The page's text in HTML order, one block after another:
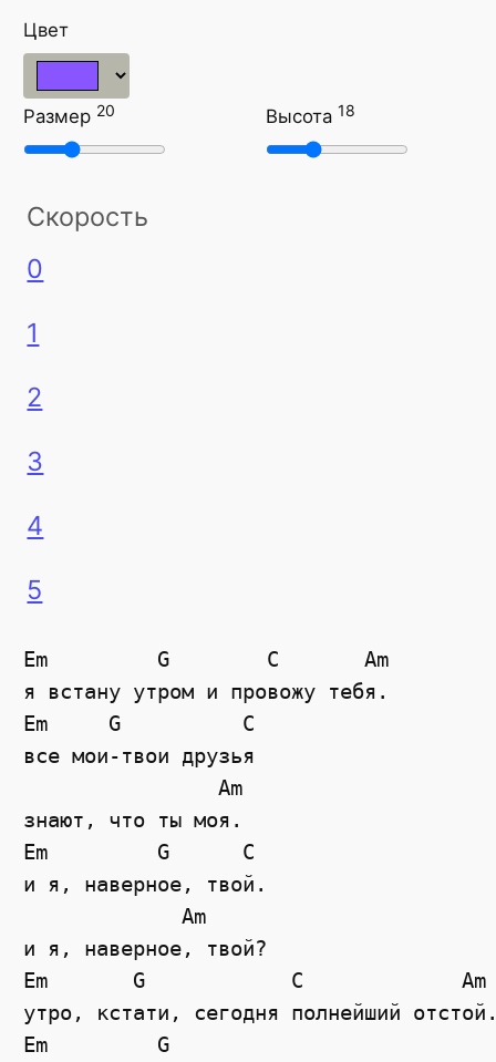
Цвет
Размер 20 Высота18
Скорость
0
1
2
3
4
5
Em         G        C       Am
я встану утром и провожу тебя.
Em     G          C
все мои-твои друзья
                Am
знают, что ты моя.
Em         G      C
и я, наверное, твой.
             Am
и я, наверное, твой?
Em       G            C
утро, кстати, сегодня полнейший
Em         G